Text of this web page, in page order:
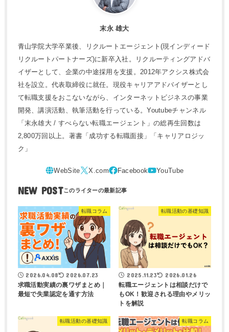
末永 雄大
青山学院大学卒業後、リクルートエージェント(現インディード
リクルートパートナーズ)に新卒入社。リクルーティングアドバ
イザーとして、企業の中途採用を支援。2012年アクシス株式会
社を設立。代表取締役に就任。現役キャリアアドバイザーとし
て転職支援をおこないながら、インターネットビジネスの事業
開発、講演活動、執筆活動を行っている。Youtubeチャンネル
「末永雄大 / すべらない転職エージェント」の総再生回数は
2,800万回以上。著書「成功する転職面接」「キャリアロジッ
ク」
NEW POST
転職コラム
2026.04.08 2026.07.23
求職活動実績の裏ワザまとめ｜
最短で失業認定を通す方法
転職活動の基礎知識
2025.11.23 2026.01.26
転職エージェントは相談だけで
もOK！歓迎される理由やメリッ
トを解説
転職活動の基礎知識 転職コラム